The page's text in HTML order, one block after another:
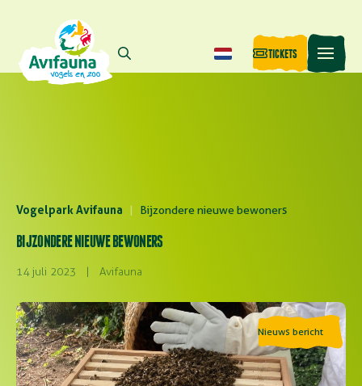
TICKETS
Vogelpark Avifauna | Bijzondere nieuwe bewoners
BIJZONDERE NIEUWE BEWONERS
14 juli 2023 | Avifauna
Nieuws bericht